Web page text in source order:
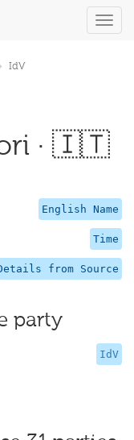
IdV
· 🇮🇹
English Name
Time
from Source
party
IdV